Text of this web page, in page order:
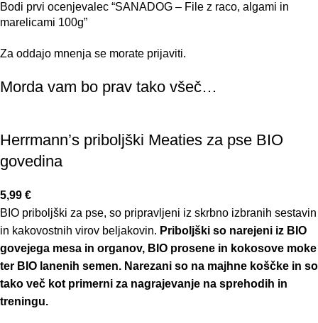
Bodi prvi ocenjevalec “SANADOG – File z raco, algami in
marelicami 100g”
Za oddajo mnenja se morate prijaviti.
Morda vam bo prav tako všeč…
Herrmann’s priboljški Meaties za pse BIO
govedina
5,99 €
BIO priboljški za pse, so pripravljeni iz skrbno izbranih sestavin
in kakovostnih virov beljakovin. Priboljški so narejeni iz BIO
govejega mesa in organov, BIO prosene in kokosove moke
ter BIO lanenih semen. Narezani so na majhne koščke in so
tako več kot primerni za nagrajevanje na sprehodih in
treningu.